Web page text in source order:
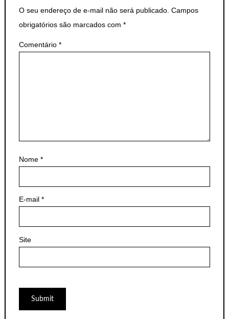
O seu endereço de e-mail não será publicado. Campos
obrigatórios são marcados com *
Comentário *
Nome *
E-mail *
Site